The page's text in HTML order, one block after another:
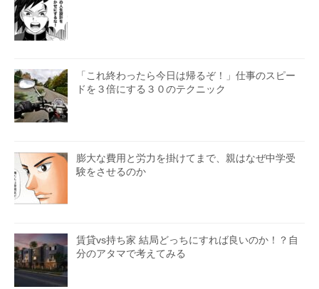
「これ終わったら今日は帰るぞ！」仕事のスピー
ドを３倍にする３０のテクニック
膨大な費用と労力を掛けてまで、親はなぜ中学受
験をさせるのか
賃貸vs持ち家 結局どっちにすれば良いのか！？自
分のアタマで考えてみる